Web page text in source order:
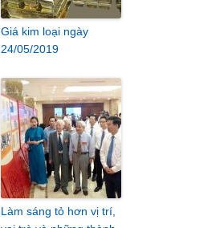
Giá kim loại ngày
24/05/2019
Làm sáng tỏ hơn vị trí,